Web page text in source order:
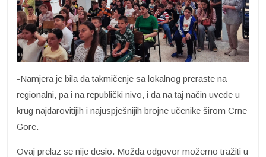
-Namjera je bila da takmičenje sa lokalnog preraste na
regionalni, pa i na republički nivo, i da na taj način uvede u
krug najdarovitijih i najuspješnijih brojne učenike širom Crne
Gore.
Ovaj prelaz se nije desio. Možda odgovor možemo tražiti u